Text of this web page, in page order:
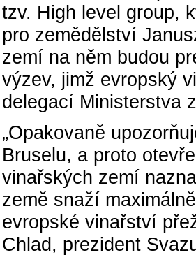
tzv. High level group,
pro zemědělství
zemí na něm budou
výzev, jimž evropský
delegací Ministerstva
„Opakovaně
Bruselu, a proto
vinařských zemí
země snaží
evropské vinařství
Chlad, prezident